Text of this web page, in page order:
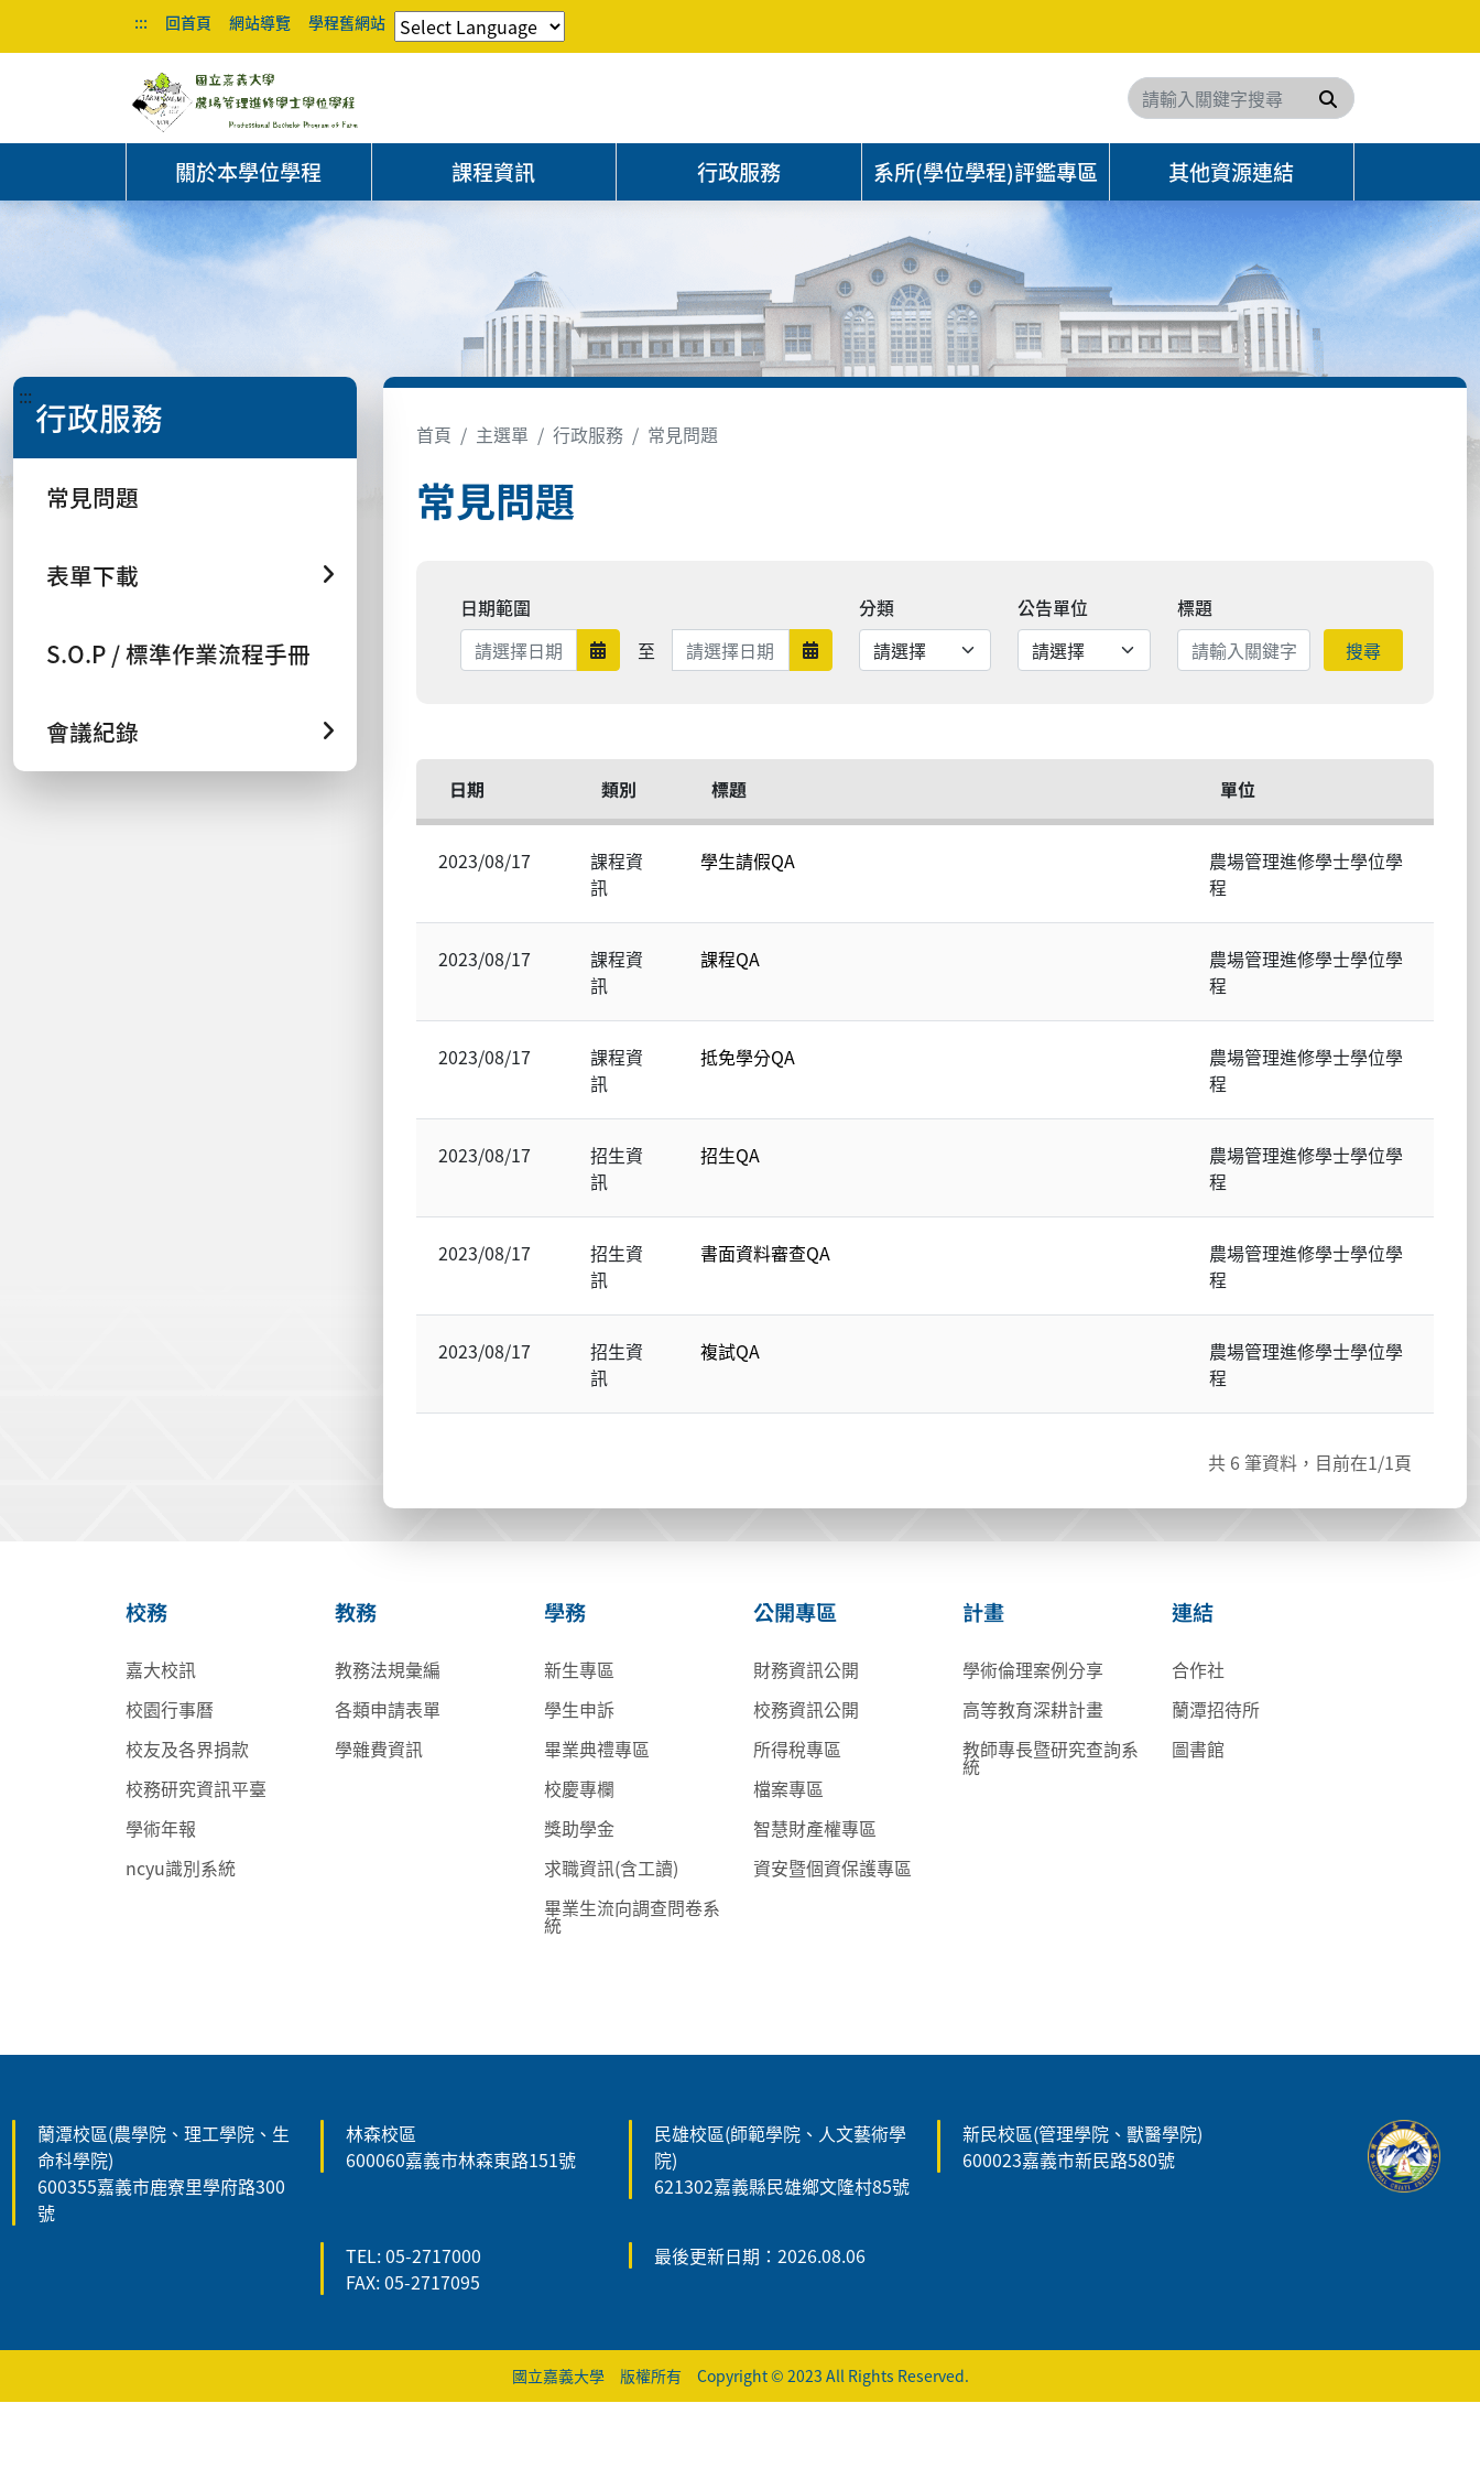
::: 回首頁 網站導覽 學程舊網站
搜尋
關於本學位學程 課程資訊 行政服務 系所(學位學程)評鑑專區 其他資源連結
::: 行政服務
常見問題
表單下載
S.O.P / 標準作業流程手冊
會議紀錄
首頁 主選單 行政服務 常見問題
常見問題
日期範圍
日期範圍開始
至 日期範圍結束 日期範圍結束
分類 公告單位
標題
搜尋
日期 類別 標題 單位
2023/08/17
課程資
訊
學生請假QA
農場管理進修學士學位學
程
2023/08/17
課程資
訊
課程QA
農場管理進修學士學位學
程
2023/08/17
課程資
訊
抵免學分QA
農場管理進修學士學位學
程
2023/08/17
招生資
訊
招生QA
農場管理進修學士學位學
程
2023/08/17
招生資
訊
書面資料審查QA
農場管理進修學士學位學
程
2023/08/17
招生資
訊
複試QA
農場管理進修學士學位學
程
共 6 筆資料，目前在1/1頁
校務
嘉大校訊
校園行事曆
校友及各界捐款
校務研究資訊平臺
學術年報
ncyu識別系統
教務
教務法規彙編
各類申請表單
學雜費資訊
學務
新生專區
學生申訴
畢業典禮專區
校慶專欄
獎助學金
求職資訊(含工讀)
畢業生流向調查問卷系
統
公開專區
財務資訊公開
校務資訊公開
所得稅專區
檔案專區
智慧財產權專區
資安暨個資保護專區
計畫
學術倫理案例分享
高等教育深耕計畫
教師專長暨研究查詢系
統
連結
合作社
蘭潭招待所
圖書館
蘭潭校區(農學院、理工學院、生
命科學院)
600355嘉義市鹿寮里學府路300
號
林森校區
600060嘉義市林森東路151號
民雄校區(師範學院、人文藝術學
院)
621302嘉義縣民雄鄉文隆村85號
新民校區(管理學院、獸醫學院)
600023嘉義市新民路580號
TEL: 05-2717000
FAX: 05-2717095
最後更新日期：2026.08.06
國立嘉義大學 版權所有 Copyright © 2023 All Rights Reserved.